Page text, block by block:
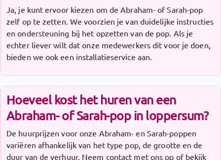
Ja, je kunt ervoor kiezen om de Abraham- of Sarah-pop
zelf op te zetten. We voorzien je van duidelijke instructies
en ondersteuning bij het opzetten van de pop. Als je
echter liever wilt dat onze medewerkers dit voor je doen,
bieden we ook een installatieservice aan.
Hoeveel kost het huren van een
Abraham- of Sarah-pop in loppersum?
De huurprijzen voor onze Abraham- en Sarah-poppen
variëren afhankelijk van het type pop, de grootte en de
duur van de verhuur. Neem contact met ons op of bekijk